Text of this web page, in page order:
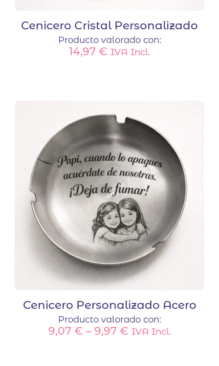
Cenicero Cristal Personalizado
Producto valorado con:
14,97 € IVA Incl.
Cenicero Personalizado Acero
Producto valorado con:
9,07 € – 9,97 € IVA Incl.